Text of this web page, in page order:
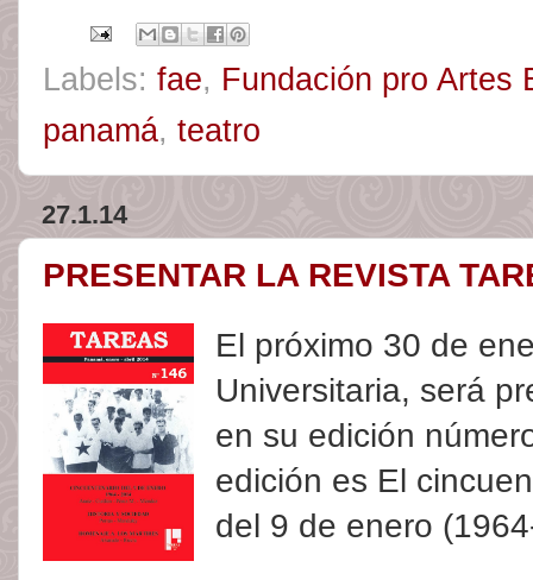
Labels: fae, Fundación pro Artes
panamá, teatro
27.1.14
PRESENTAR LA REVISTA
El próximo 30 de
Universitaria, será
en su edición
edición es El
del 9 de enero